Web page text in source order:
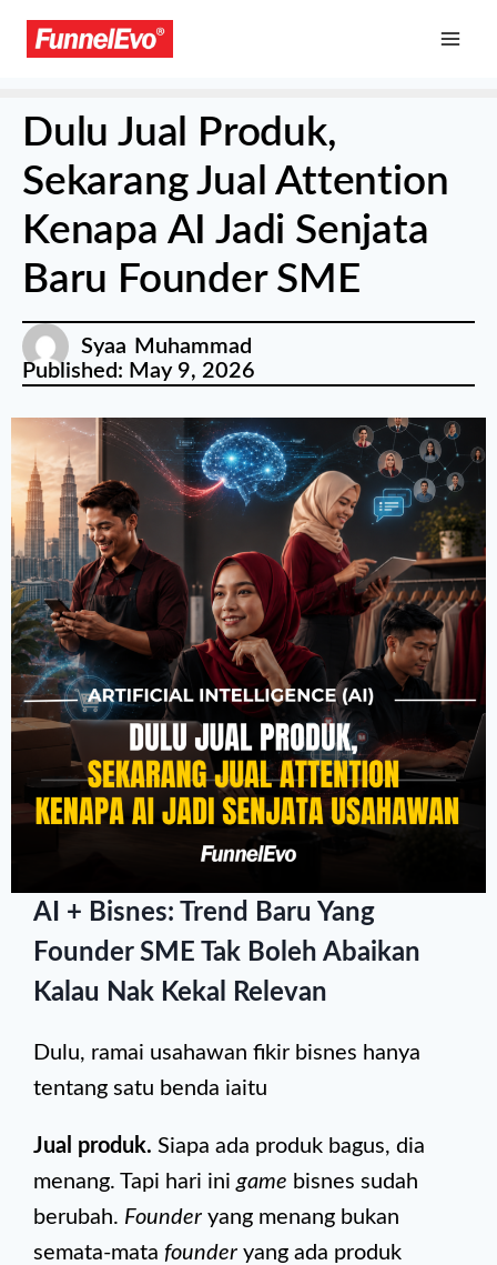
Dulu Jual Produk,
Sekarang Jual Attention
Kenapa AI Jadi Senjata
Baru Founder SME
Syaa Muhammad
Published: May 9, 2026
AI + Bisnes: Trend Baru Yang
Founder SME Tak Boleh Abaikan
Kalau Nak Kekal Relevan
Dulu, ramai usahawan fikir bisnes hanya
tentang satu benda iaitu
Jual produk. Siapa ada produk bagus, dia
menang. Tapi hari inigame bisnes sudah
berubah. Founder yang menang bukan
semata-mata founder yang ada produk